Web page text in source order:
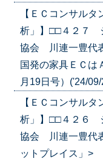
【ＥＣコンサル
析」】□□４２７
協会 川連一豊代
国発の家具ＥＣは
月19日号）('24/
【ＥＣコンサル
析」】□□４２６
協会 川連一豊代
ットプレイス」>